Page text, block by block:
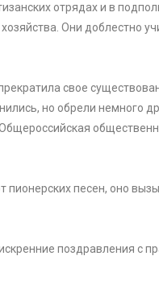
отрядах и в
Они доблестно
свое
но обрели немного
пионерских песен, оно
поздравления с